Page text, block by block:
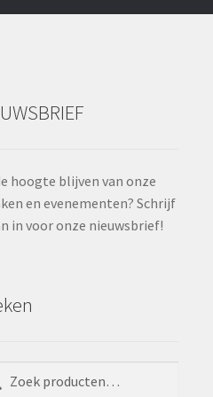
hoogte blijven van onze
en evenementen? Schrijf
in voor onze nieuwsbrief!